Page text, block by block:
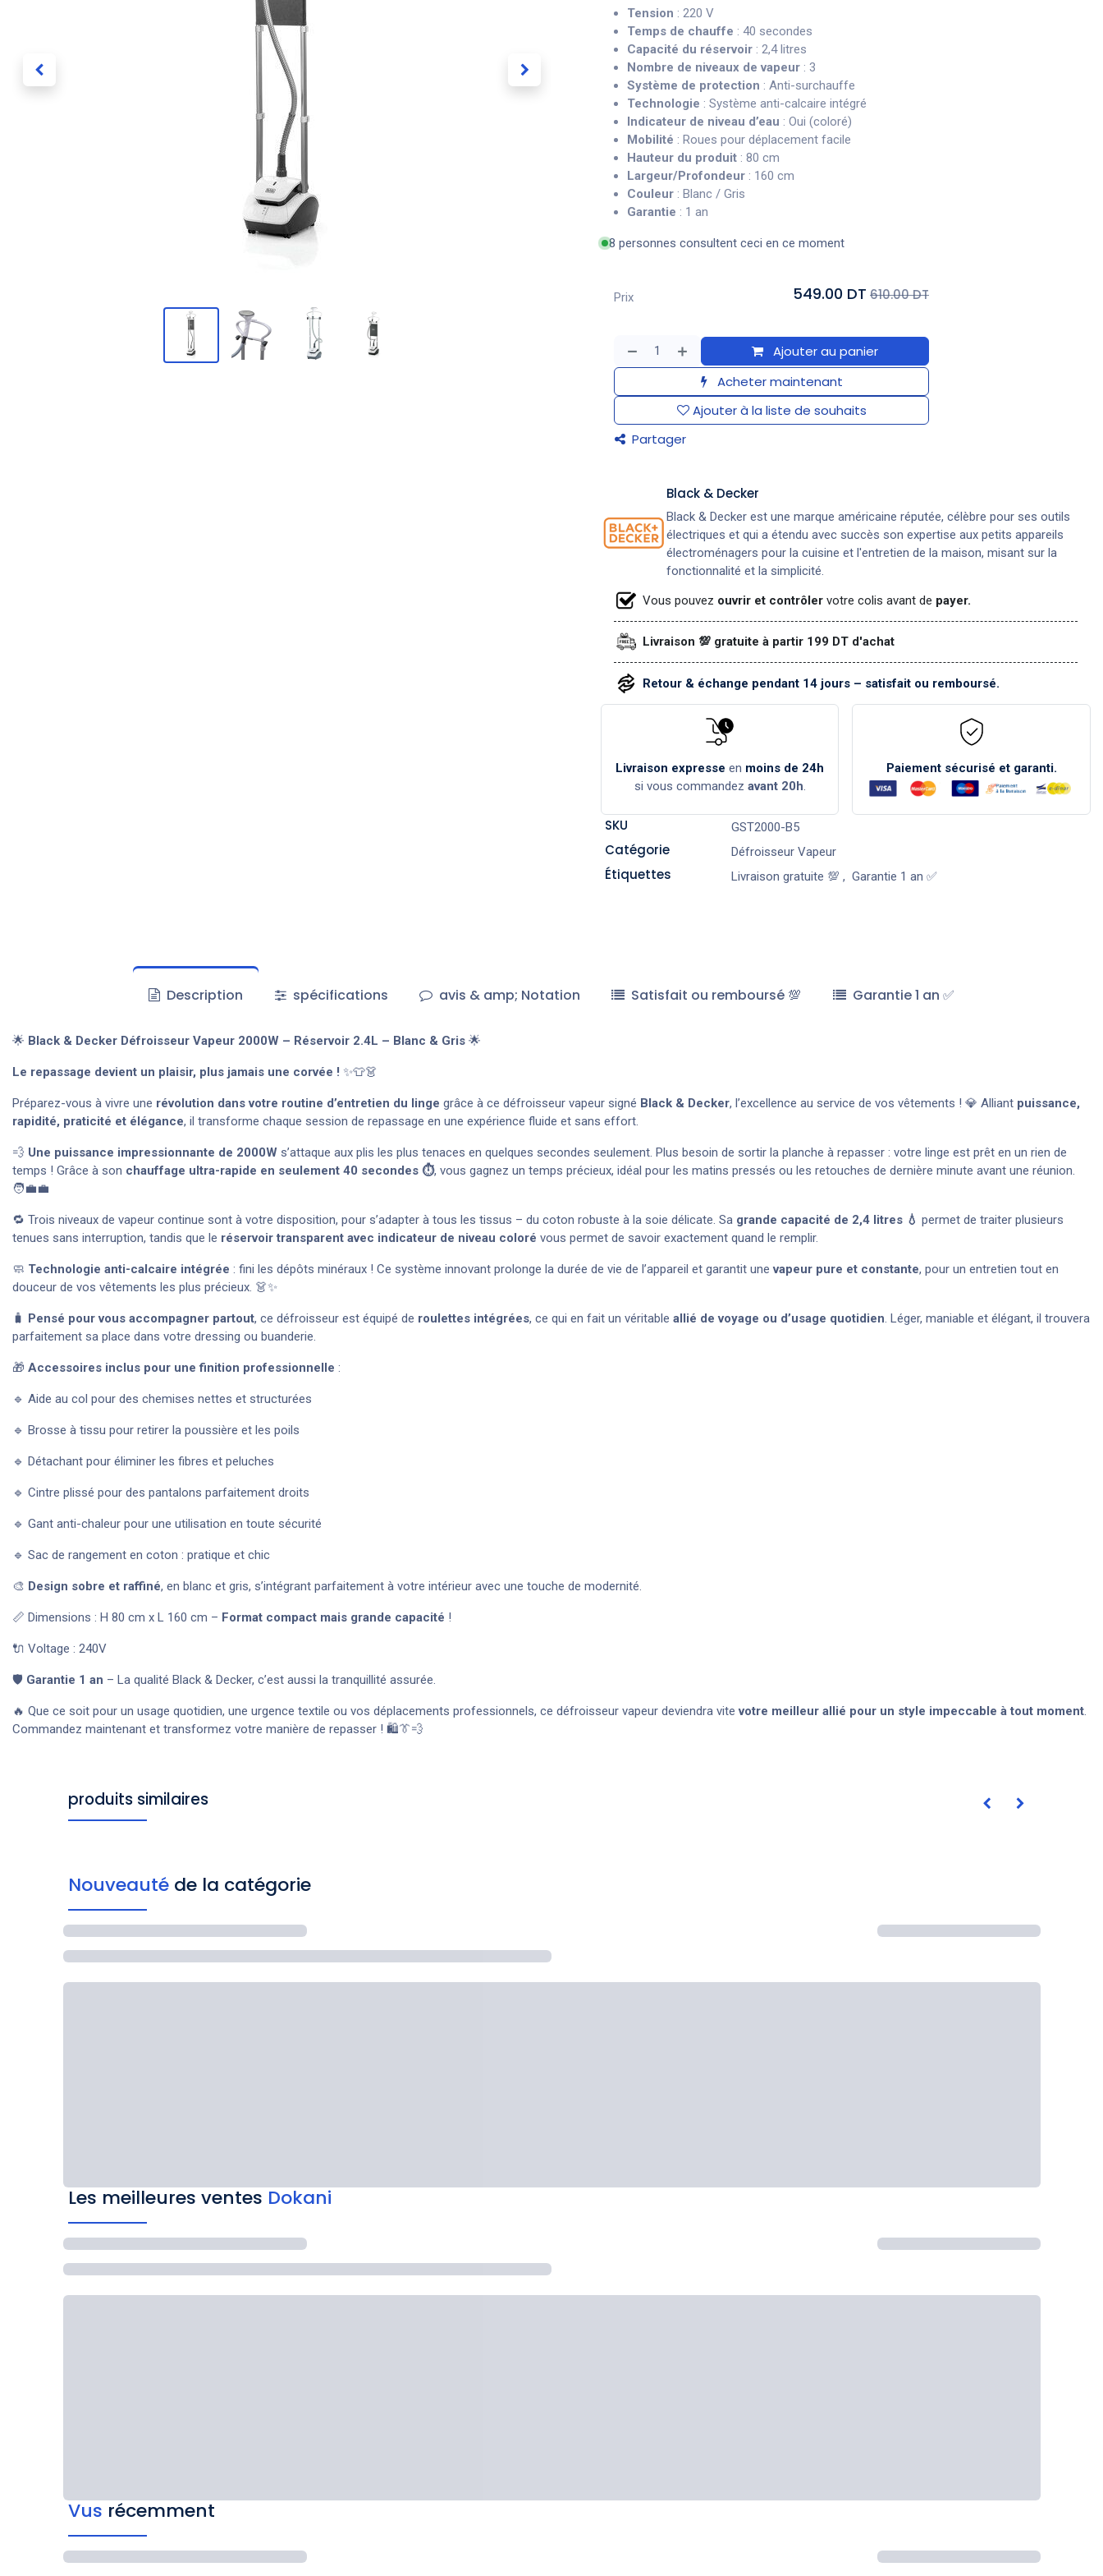
Tension : 220 V
Temps de chauffe : 40 secondes
Capacité du réservoir : 2,4 litres
Nombre de niveaux de vapeur : 3
Système de protection : Anti-surchauffe
Technologie : Système anti-calcaire intégré
Indicateur de niveau d’eau : Oui (coloré)
Mobilité : Roues pour déplacement facile
Hauteur du produit : 80 cm
Largeur/Profondeur : 160 cm
Couleur : Blanc / Gris
Garantie : 1 an
8 personnes consultent ceci en ce moment
Ajouter au panier
Acheter maintenant
Ajouter à la liste de souhaits
Partager
Prix 549.00 DT 610.00 DT
Black & Decker
Black & Decker est une marque américaine réputée, célèbre pour ses outils
électriques et qui a étendu avec succès son expertise aux petits appareils
électroménagers pour la cuisine et l'entretien de la maison, misant sur la
fonctionnalité et la simplicité.
Vous pouvez ouvrir et contrôler votre colis avant de payer.
Livraison 💯 gratuite à partir 199 DT d'achat
Retour & échange pendant 14 jours – satisfait ou remboursé.
Livraison expresse en moins de 24h
si vous commandez avant 20h.
Paiement sécurisé et garanti.
SKU GST2000-B5
Catégorie Défroisseur Vapeur
Étiquettes Livraison gratuite 💯 , Garantie 1 an ✅
Description spécifications avis & amp; Notation Satisfait ou remboursé 💯 Garantie 1 an ✅
🌟 Black & Decker Défroisseur Vapeur 2000W – Réservoir 2.4L – Blanc & Gris 🌟
Le repassage devient un plaisir, plus jamais une corvée ! ✨👕👗
Préparez-vous à vivre une révolution dans votre routine d’entretien du linge grâce à ce défroisseur vapeur signé Black & Decker, l’excellence au service de vos vêtements ! 💎 Alliant puissance,
rapidité, praticité et élégance, il transforme chaque session de repassage en une expérience fluide et sans effort.
💨 Une puissance impressionnante de 2000W s’attaque aux plis les plus tenaces en quelques secondes seulement. Plus besoin de sortir la planche à repasser : votre linge est prêt en un rien de
temps ! Grâce à son chauffage ultra-rapide en seulement 40 secondes ⏱️, vous gagnez un temps précieux, idéal pour les matins pressés ou les retouches de dernière minute avant une réunion.
🧑‍💼💼
🔁 Trois niveaux de vapeur continue sont à votre disposition, pour s’adapter à tous les tissus – du coton robuste à la soie délicate. Sa grande capacité de 2,4 litres 💧 permet de traiter plusieurs
tenues sans interruption, tandis que le réservoir transparent avec indicateur de niveau coloré vous permet de savoir exactement quand le remplir.
🧼 Technologie anti-calcaire intégrée : fini les dépôts minéraux ! Ce système innovant prolonge la durée de vie de l’appareil et garantit unevapeur pure et constante, pour un entretien tout en
douceur de vos vêtements les plus précieux. 👗✨
🧳 Pensé pour vous accompagner partout, ce défroisseur est équipé de roulettes intégrées, ce qui en fait un véritable allié de voyage ou d’usage quotidien. Léger, maniable et élégant, il trouvera
parfaitement sa place dans votre dressing ou buanderie.
🎁 Accessoires inclus pour une finition professionnelle :
🔹 Aide au col pour des chemises nettes et structurées
🔹 Brosse à tissu pour retirer la poussière et les poils
🔹 Détachant pour éliminer les fibres et peluches
🔹 Cintre plissé pour des pantalons parfaitement droits
🔹 Gant anti-chaleur pour une utilisation en toute sécurité
🔹 Sac de rangement en coton : pratique et chic
🎨 Design sobre et raffiné, en blanc et gris, s’intégrant parfaitement à votre intérieur avec une touche de modernité.
📏 Dimensions : H 80 cm x L 160 cm – Format compact mais grande capacité !
🔌 Voltage : 240V
🛡️ Garantie 1 an – La qualité Black & Decker, c’est aussi la tranquillité assurée.
🔥 Que ce soit pour un usage quotidien, une urgence textile ou vos déplacements professionnels, ce défroisseur vapeur deviendra vitevotre meilleur allié pour un style impeccable à tout moment.
Commandez maintenant et transformez votre manière de repasser ! 🛍️👔💨
produits similaires
Nouveauté de la catégorie
Les meilleures ventes Dokani
Vus récemment